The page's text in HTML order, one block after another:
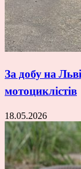
За добу на
мотоциклістів
18.05.2026